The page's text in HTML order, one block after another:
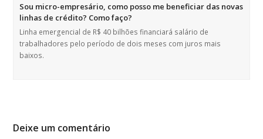
Sou micro-empresário, como posso me beneficiar das novas
linhas de crédito? Como faço?
Linha emergencial de R$ 40 bilhões financiará salário de
trabalhadores pelo período de dois meses com juros mais
baixos.
Deixe um comentário